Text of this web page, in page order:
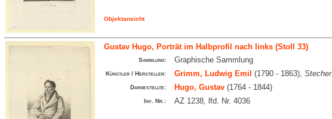
Objektansicht
Gustav Hugo, Porträt im Halbprofil nach links (Stoll 33)
Sammlung: Graphische Sammlung
Künstler / Hersteller: Grimm, Ludwig Emil (1790 - 1863), Stecher
Dargestellte: Hugo, Gustav(1764 - 1844)
Inv. Nr.: AZ 1238, lfd. Nr. 4036